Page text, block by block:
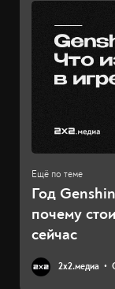
Год
почему
сейчас
2х2.медиа